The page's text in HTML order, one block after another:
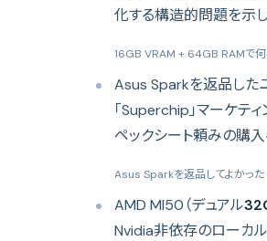
化する構造的問題を示
16GB VRAM + 64GB RAMで
Asus Sparkを返品した
「Superchip」マーケテ
ペックシート頼みの購
Asus Sparkを返品してよかった
AMD MI50（デュアル
Nvidia非依存のローカ